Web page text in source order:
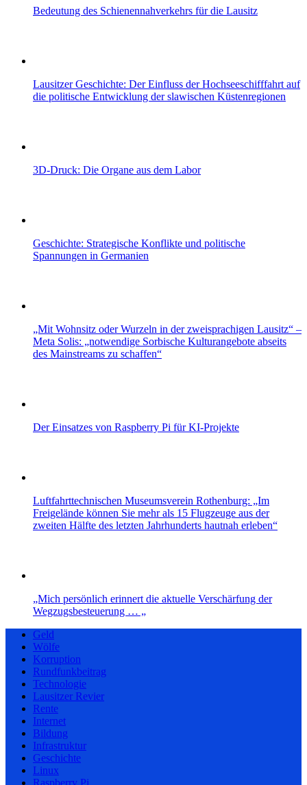
Bedeutung des Schienennahverkehrs für die Lausitz
Lausitzer Geschichte: Der Einfluss der Hochseeschifffahrt auf
die politische Entwicklung der slawischen Küstenregionen
3D-Druck: Die Organe aus dem Labor
Geschichte: Strategische Konflikte und politische
Spannungen in Germanien
„Mit Wohnsitz oder Wurzeln in der zweisprachigen Lausitz“ –
Meta Solis: „notwendige Sorbische Kulturangebote abseits
des Mainstreams zu schaffen“
Der Einsatzes von Raspberry Pi für KI-Projekte
Luftfahrttechnischen Museumsverein Rothenburg: „Im
Freigelände können Sie mehr als 15 Flugzeuge aus der
zweiten Hälfte des letzten Jahrhunderts hautnah erleben“
„Mich persönlich erinnert die aktuelle Verschärfung der
Wegzugsbesteuerung … „
Geld
Wölfe
Korruption
Rundfunkbeitrag
Technologie
Lausitzer Revier
Rente
Internet
Bildung
Infrastruktur
Geschichte
Linux
Raspberry Pi